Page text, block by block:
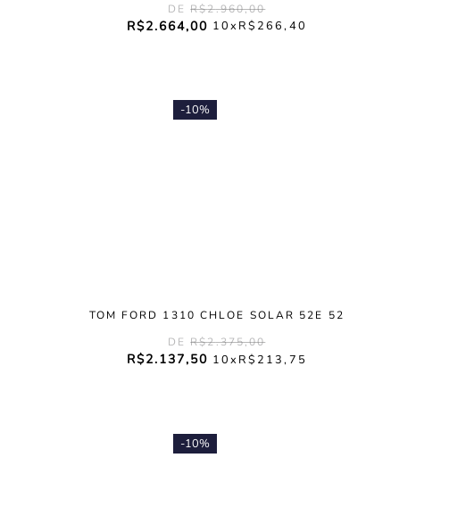
R$2.960,00
R$2.664,00 10 R$ 266,40
-10%
TOM FORD 1310 CHLOE SOLAR 52E 52
R$2.375,00
R$2.137,50 10 R$ 213,75
-10%